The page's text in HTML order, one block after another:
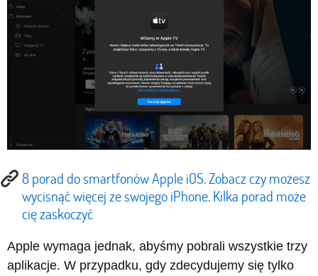
8 porad do smartfonów Apple iOS. Zobacz czy możesz
wycisnąć więcej ze swojego iPhone. Kilka porad może
cię zaskoczyć
Apple wymaga jednak, abyśmy pobrali wszystkie trzy
aplikacje. W przypadku, gdy zdecydujemy się tylko